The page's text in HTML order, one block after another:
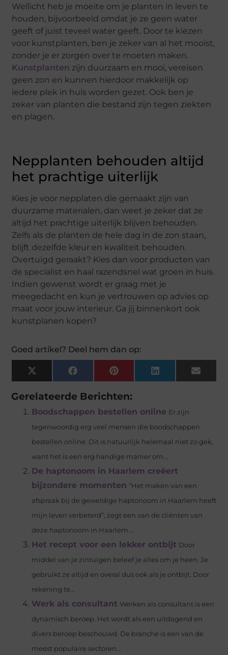
Wellicht heb je moeite om je planten in leven te
houden, bijvoorbeeld omdat je ze geen water
geeft of juist teveel water geeft. Door te kiezen
voor kunstplanten, ben je zeker van al het mooist,
zonder je er zorgen over te moeten maken.
Kunstplanten zijn duurzaam en mooi, vereisen
geen zon en kunnen hierdoor makkelijk op
iedere plek in huis worden gezet. Ook ben je
zeker van planten die bestand zijn tegen ziekten
en plagen.
Nepplanten behouden altijd
het prachtige uiterlijk
Kies je voor nepplaten die gemaakt zijn van
duurzame materialen, dan weet je zeker dat ze
altijd het prachtige uiterlijk blijven behouden.
Zelfs als de planten de hele dag in de zon staan,
blijft dezelfde kleur en kwaliteit behouden.
Overtuigd geraakt? Kies dan voor producten van
de specialist en haal razendsnel wat groen in huis.
Indien gewenst wordt er graag met je
meegedacht en kun je vertrouwen op advies op
maat voor jouw interieur. Ga jij binnenkort ook
kunstplanen kopen?
Goed artikel? Deel hem dan op:
X
(Twitter)
FacebookPinterest LinkedIn Email
Gerelateerde Berichten:
Boodschappen bestellen online Er zijn
tegenwoordig erg veel mensen die boodschappen
bestellen online. Dit is natuurlijk helemaal niet zo gek,
want het is een erg handige manier om...
De haptonoom in Haarlem creëert
bijzondere momenten “Het maken van een
afspraak bij de geweldige haptonoom in Haarlem heeft
mijn leven verbeterd”, zegt een van de cliënten van
deze haptonoom in Haarlem....
Het recept voor een lekker ontbijt Door
middel van je zintuigen beleef je alles om je heen. Je
gebruikt ze altijd en overal dus ook als je ontbijt. Door
rekening te...
Werk als consultant Werken als consultant is een
dynamisch beroep. Het wordt als een uitdagend en
divers beroep beschouwd. De branche is een van de
meest populaire sectoren...